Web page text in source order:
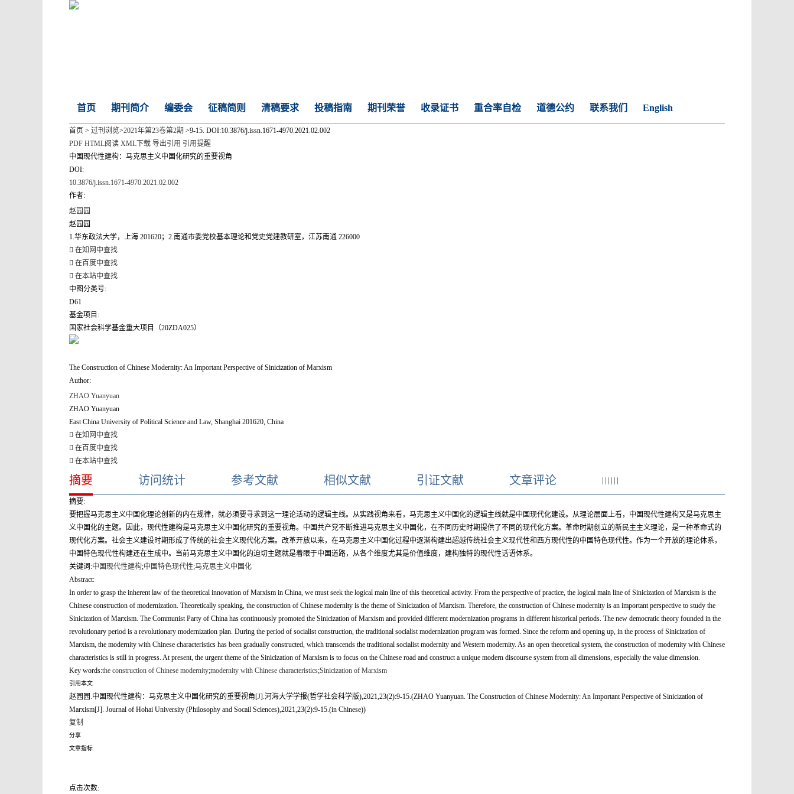
首页 期刊简介 编委会 征稿简则 清稿要求 投稿指南 期刊荣誉 收录证书 重合率自检 道德公约 联系我们 English
首页 > 过刊浏览>2021年第23卷第2期 >9-15. DOI:10.3876/j.issn.1671-4970.2021.02.002
PDF HTML阅读 XML下载 导出引用 引用提醒
中国现代性建构：马克思主义中国化研究的重要视角
DOI:
10.3876/j.issn.1671-4970.2021.02.002
作者:
赵园园
赵园园
1.华东政法大学，上海 201620；2.南通市委党校基本理论和党史党建教研室，江苏南通 226000
在知网中查找
在百度中查找
在本站中查找
中图分类号:
D61
基金项目:
国家社会科学基金重大项目（20ZDA025）
The Construction of Chinese Modernity: An Important Perspective of Sinicization of Marxism
Author:
ZHAO Yuanyuan
ZHAO Yuanyuan
East China University of Political Science and Law, Shanghai 201620, China
在知网中查找
在百度中查找
在本站中查找
摘要 访问统计 参考文献 相似文献 引证文献 文章评论
摘要:
要把握马克思主义中国化理论创新的内在规律，就必须要寻求到这一理论活动的逻辑主线。从实践视角来看，马克思主义中国化的逻辑主线就是中国现代化建设。从理论层面上看，中国现代性建构又是马克思主
义中国化的主题。因此，现代性建构是马克思主义中国化研究的重要视角。中国共产党不断推进马克思主义中国化，在不同历史时期提供了不同的现代化方案。革命时期创立的新民主主义理论，是一种革命式的
现代化方案。社会主义建设时期形成了传统的社会主义现代化方案。改革开放以来，在马克思主义中国化过程中逐渐构建出超越传统社会主义现代性和西方现代性的中国特色现代性。作为一个开放的理论体系，
中国特色现代性构建还在生成中。当前马克思主义中国化的迫切主题就是着眼于中国道路，从各个维度尤其是价值维度，建构独特的现代性话语体系。
关键词:中国现代性建构;中国特色现代性;马克思主义中国化
Abstract:
In order to grasp the inherent law of the theoretical innovation of Marxism in China, we must seek the logical main line of this theoretical activity. From the perspective of practice, the logical main line of Sinicization of Marxism is the
Chinese construction of modernization. Theoretically speaking, the construction of Chinese modernity is the theme of Sinicization of Marxism. Therefore, the construction of Chinese modernity is an important perspective to study the
Sinicization of Marxism. The Communist Party of China has continuously promoted the Sinicization of Marxism and provided different modernization programs in different historical periods. The new democratic theory founded in the
revolutionary period is a revolutionary modernization plan. During the period of socialist construction, the traditional socialist modernization program was formed. Since the reform and opening up, in the process of Sinicization of
Marxism, the modernity with Chinese characteristics has been gradually constructed, which transcends the traditional socialist modernity and Western modernity. As an open theoretical system, the construction of modernity with Chinese
characteristics is still in progress. At present, the urgent theme of the Sinicization of Marxism is to focus on the Chinese road and construct a unique modern discourse system from all dimensions, especially the value dimension.
Key words:the construction of Chinese modernity;modernity with Chinese characteristics;Sinicization of Marxism
引用本文
赵园园.中国现代性建构：马克思主义中国化研究的重要视角[J].河海大学学报(哲学社会科学版),2021,23(2):9-15.(ZHAO Yuanyuan. The Construction of Chinese Modernity: An Important Perspective of Sinicization of
Marxism[J]. Journal of Hohai University (Philosophy and Socail Sciences),2021,23(2):9-15.(in Chinese))
复制
分享
文章指标
点击次数: